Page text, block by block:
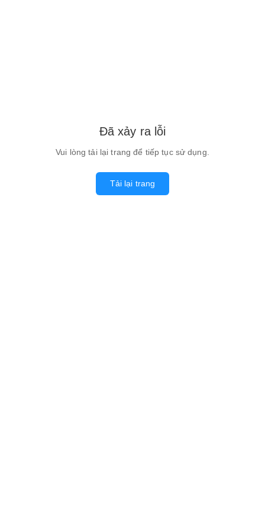
Đã xảy ra lỗi
Vui lòng tải lại trang để tiếp tục sử dụng.
Tải lại trang